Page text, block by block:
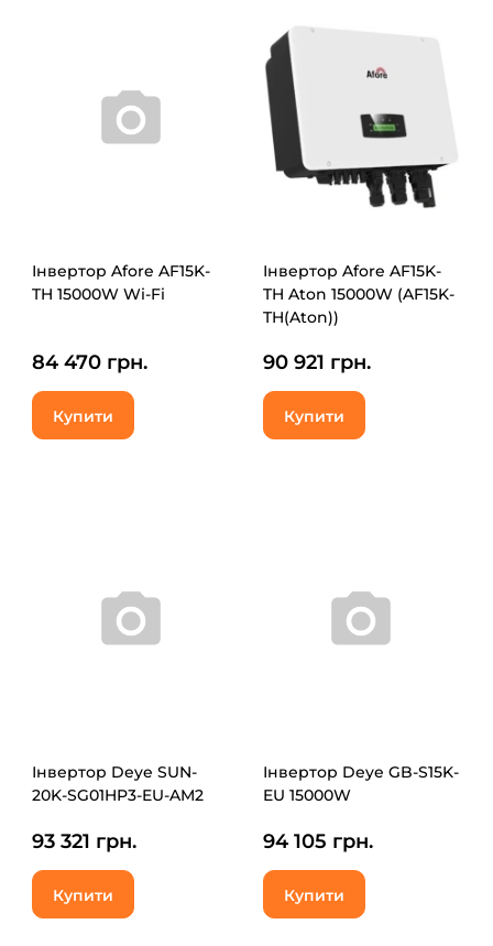
Інвертор Afore AF15K-
TH 15000W Wi-Fi
84 470 грн.
Купити
Інвертор Afore AF15K-
TH Aton 15000W (AF15K-
TH(Aton))
90 921 грн.
Купити
Інвертор Deye SUN-
20K-SG01HP3-EU-AM2
93 321 грн.
Купити
Інвертор Deye GB-S15K-
EU 15000W
94 105 грн.
Купити